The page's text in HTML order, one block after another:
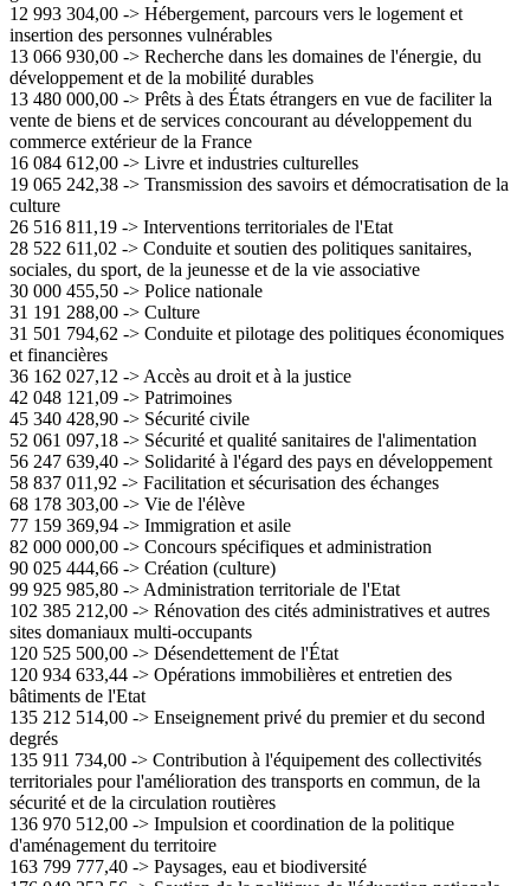
12 993 304,00 -> Hébergement, parcours vers le logement et
insertion des personnes vulnérables
13 066 930,00 -> Recherche dans les domaines de l'énergie, du
développement et de la mobilité durables
13 480 000,00 -> Prêts à des États étrangers en vue de faciliter la
vente de biens et de services concourant au développement du
commerce extérieur de la France
16 084 612,00 -> Livre et industries culturelles
19 065 242,38 -> Transmission des savoirs et démocratisation de la
culture
26 516 811,19 -> Interventions territoriales de l'Etat
28 522 611,02 -> Conduite et soutien des politiques sanitaires,
sociales, du sport, de la jeunesse et de la vie associative
30 000 455,50 -> Police nationale
31 191 288,00 -> Culture
31 501 794,62 -> Conduite et pilotage des politiques économiques
et financières
36 162 027,12 -> Accès au droit et à la justice
42 048 121,09 -> Patrimoines
45 340 428,90 -> Sécurité civile
52 061 097,18 -> Sécurité et qualité sanitaires de l'alimentation
56 247 639,40 -> Solidarité à l'égard des pays en développement
58 837 011,92 -> Facilitation et sécurisation des échanges
68 178 303,00 -> Vie de l'élève
77 159 369,94 -> Immigration et asile
82 000 000,00 -> Concours spécifiques et administration
90 025 444,66 -> Création (culture)
99 925 985,80 -> Administration territoriale de l'Etat
102 385 212,00 -> Rénovation des cités administratives et autres
sites domaniaux multi-occupants
120 525 500,00 -> Désendettement de l'État
120 934 633,44 -> Opérations immobilières et entretien des
bâtiments de l'Etat
135 212 514,00 -> Enseignement privé du premier et du second
degrés
135 911 734,00 -> Contribution à l'équipement des collectivités
territoriales pour l'amélioration des transports en commun, de la
sécurité et de la circulation routières
136 970 512,00 -> Impulsion et coordination de la politique
d'aménagement du territoire
163 799 777,40 -> Paysages, eau et biodiversité